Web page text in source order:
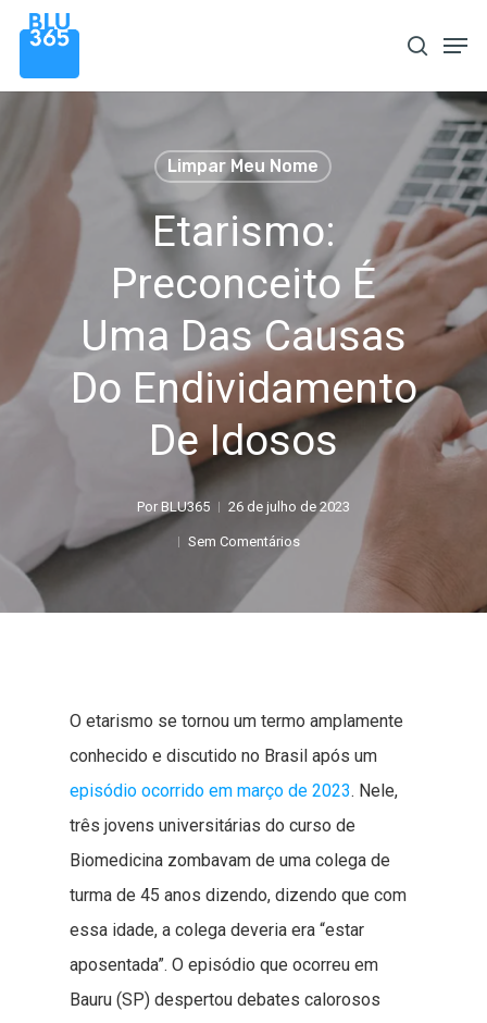
Pular
para
procura
Limpar Meu Nome
Etarismo:
Preconceito É
Uma Das Causas
Do Endividamento
De Idosos
Por BLU365 26 de julho de 2023
Sem Comentários
O etarismo se tornou um termo amplamente
conhecido e discutido no Brasil após um
episódio ocorrido em março de 2023. Nele,
três jovens universitárias do curso de
Biomedicina zombavam de uma colega de
turma de 45 anos dizendo, dizendo que com
essa idade, a colega deveria era “estar
aposentada”. O episódio que ocorreu em
Bauru (SP) despertou debates calorosos